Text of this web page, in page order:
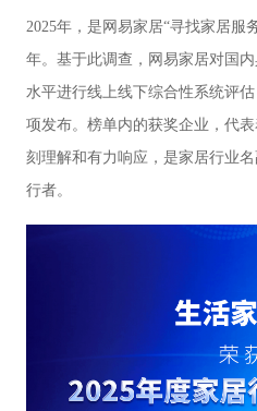
2025年，是网易家居“寻找家居服
年。基于此调查，网易家居对国
水平进行线上线下综合性系统评
项发布。榜单内的获奖企业，代
刻理解和有力响应，是家居行业
行者。